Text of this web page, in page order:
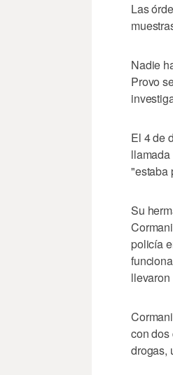
Las
Nadie
Provo
El 4 de
"estaba
Su
policía
con dos
drogas,